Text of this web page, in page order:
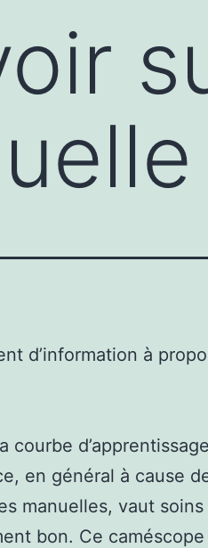
d’information à
courbe
en général à cause
manuelles, vaut
bon. Ce